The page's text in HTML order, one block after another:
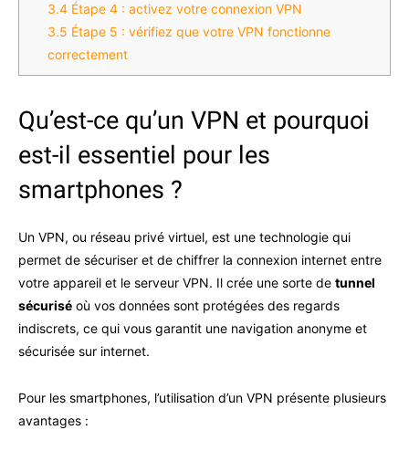
3.4 Étape 4 : activez votre connexion VPN
3.5 Étape 5 : vérifiez que votre VPN fonctionne
correctement
Qu’est-ce qu’un VPN et pourquoi
est-il essentiel pour les
smartphones ?
Un VPN, ou réseau privé virtuel, est une technologie qui
permet de sécuriser et de chiffrer la connexion internet entre
votre appareil et le serveur VPN. Il crée une sorte de tunnel
sécurisé où vos données sont protégées des regards
indiscrets, ce qui vous garantit une navigation anonyme et
sécurisée sur internet.
Pour les smartphones, l’utilisation d’un VPN présente plusieurs
avantages :